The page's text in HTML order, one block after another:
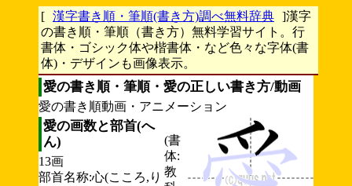
[ 漢字書き順・筆順(書き方)調べ無料辞典 ]漢字
の書き順・筆順（書き方）無料学習サイト。行
書体・ゴシック体や楷書体・など色々な字体(書
体)・デザインも画像表示。
愛の書き順・筆順・愛の正しい書き方/動画
愛の書き順動画・アニメーション
(書
体:
教
愛の画数と部首(へ
ん)
13画
部首名称:心(こころ,り